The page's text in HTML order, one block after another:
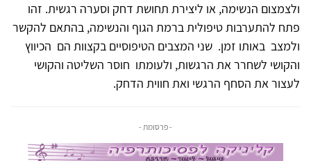
ולצמצום הנשימה, או ליצירת תחושת דחק וסערה רגשית. זהו
פתח להתערבות טיפולית ברמת הגוף והנשימה, בהתאם להקשר
ולמצב באותו זמן. שני המצבים הטיפוסיים בקצוות הם הכיווץ
והקושי לשחרר את הרגשות, ולעומתו חוסר השליטה והקושי
לעצור את הסחף הרגשי ואת חווית הדחק.
- פרסומת -